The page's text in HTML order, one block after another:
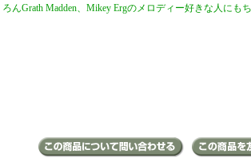
ろんGrath Madden、Mikey Ergのメロディー好きな人にも